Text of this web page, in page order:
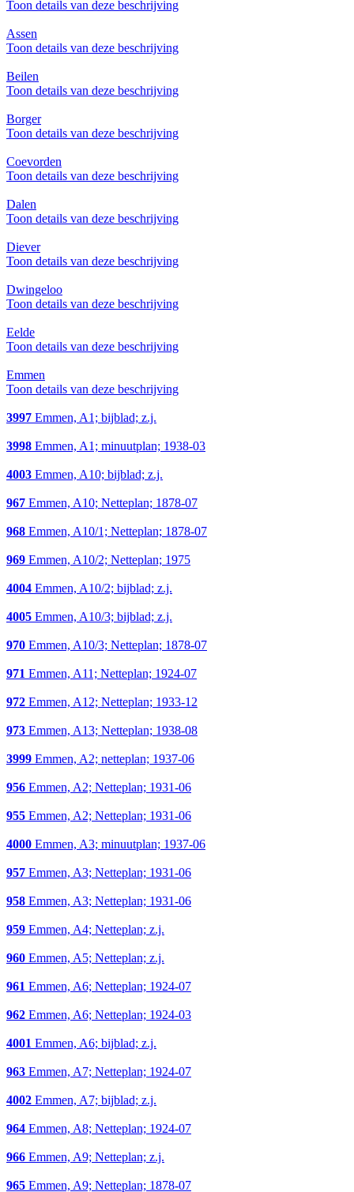
Toon details van deze beschrijving
Assen
Toon details van deze beschrijving
Beilen
Toon details van deze beschrijving
Borger
Toon details van deze beschrijving
Coevorden
Toon details van deze beschrijving
Dalen
Toon details van deze beschrijving
Diever
Toon details van deze beschrijving
Dwingeloo
Toon details van deze beschrijving
Eelde
Toon details van deze beschrijving
Emmen
Toon details van deze beschrijving
3997 Emmen, A1; bijblad; z.j.
3998 Emmen, A1; minuutplan; 1938-03
4003 Emmen, A10; bijblad; z.j.
967 Emmen, A10; Netteplan; 1878-07
968 Emmen, A10/1; Netteplan; 1878-07
969 Emmen, A10/2; Netteplan; 1975
4004 Emmen, A10/2; bijblad; z.j.
4005 Emmen, A10/3; bijblad; z.j.
970 Emmen, A10/3; Netteplan; 1878-07
971 Emmen, A11; Netteplan; 1924-07
972 Emmen, A12; Netteplan; 1933-12
973 Emmen, A13; Netteplan; 1938-08
3999 Emmen, A2; netteplan; 1937-06
956 Emmen, A2; Netteplan; 1931-06
955 Emmen, A2; Netteplan; 1931-06
4000 Emmen, A3; minuutplan; 1937-06
957 Emmen, A3; Netteplan; 1931-06
958 Emmen, A3; Netteplan; 1931-06
959 Emmen, A4; Netteplan; z.j.
960 Emmen, A5; Netteplan; z.j.
961 Emmen, A6; Netteplan; 1924-07
962 Emmen, A6; Netteplan; 1924-03
4001 Emmen, A6; bijblad; z.j.
963 Emmen, A7; Netteplan; 1924-07
4002 Emmen, A7; bijblad; z.j.
964 Emmen, A8; Netteplan; 1924-07
966 Emmen, A9; Netteplan; z.j.
965 Emmen, A9; Netteplan; 1878-07